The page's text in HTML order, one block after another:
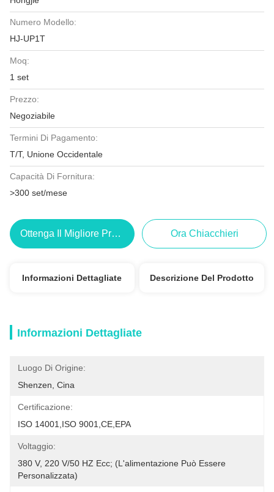
Numero Modello:
HJ-UP1T
Moq:
1 set
Prezzo:
Negoziabile
Termini Di Pagamento:
T/T, Unione Occidentale
Capacità Di Fornitura:
>300 set/mese
Ottenga Il Migliore Prezzo Ora Chiacchieri
Informazioni Dettagliate Descrizione Del Prodotto
Informazioni Dettagliate
Luogo Di Origine:
Shenzen, Cina
Certificazione:
ISO 14001,ISO 9001,CE,EPA
Voltaggio:
380 V, 220 V/50 HZ Ecc; (L'alimentazione Può Essere
Personalizzata)